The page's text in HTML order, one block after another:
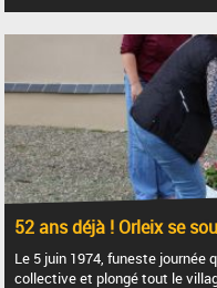
52 ans déjà ! Orleix se
Le 5 juin 1974, funeste journée
collective et plongé tout le